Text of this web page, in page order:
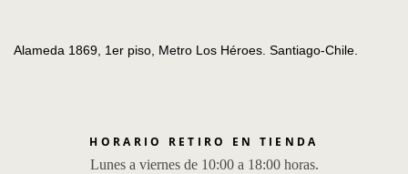
Alameda 1869, 1er piso, Metro Los Héroes. Santiago-Chile.
HORARIO RETIRO EN TIENDA
Lunes a viernes de 10:00 a 18:00 horas.